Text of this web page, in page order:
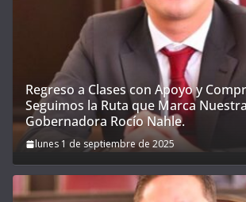
Regreso a Clases con Apoyo y
Seguimos la Ruta que Marca Nuestra
Gobernadora Rocío Nahle.
lunes 1 de septiembre de 2025